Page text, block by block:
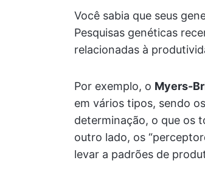
Você sabia que seus
Pesquisas genéticas
relacionadas à
Por exemplo, o Myers-
em vários tipos, sendo
determinação, o que os
outro lado, os
levar a padrões de